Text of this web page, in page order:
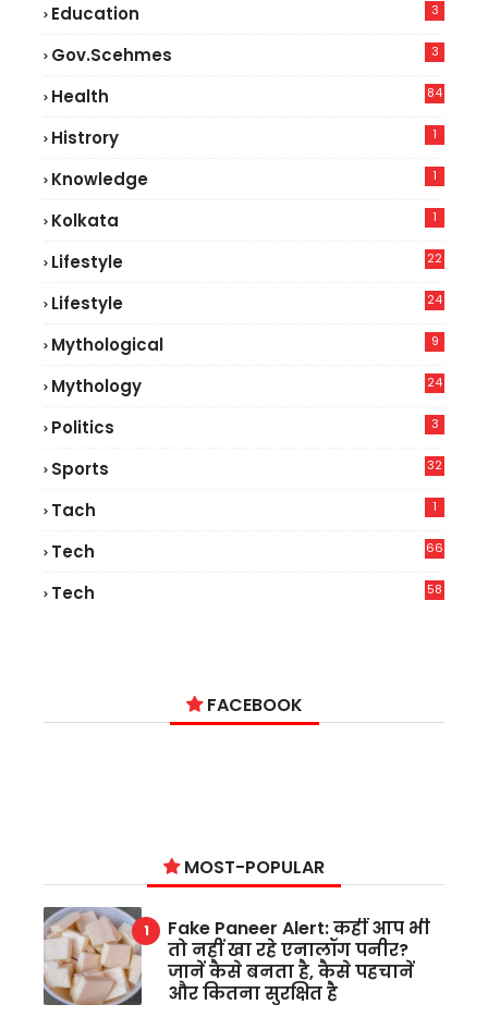
Education 3
Gov.scehmes 3
Health
84
Histrory 1
Knowledge 1
Kolkata 1
Lifestyle
22
Lifestyle
24
Mythological 9
Mythology 24
Politics 3
Sports 32
Tach 1
Tech
66
Tech
58
FACEBOOK
MOST-POPULAR
Fake Paneer Alert: कहीं आप भी
तो नहीं खा रहे एनालॉग पनीर?
जानें कैसे बनता है, कैसे पहचानें
और कितना सुरक्षित है